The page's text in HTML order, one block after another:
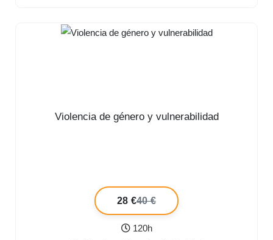
Violencia de género y vulnerabilidad
28 €40 €
120h